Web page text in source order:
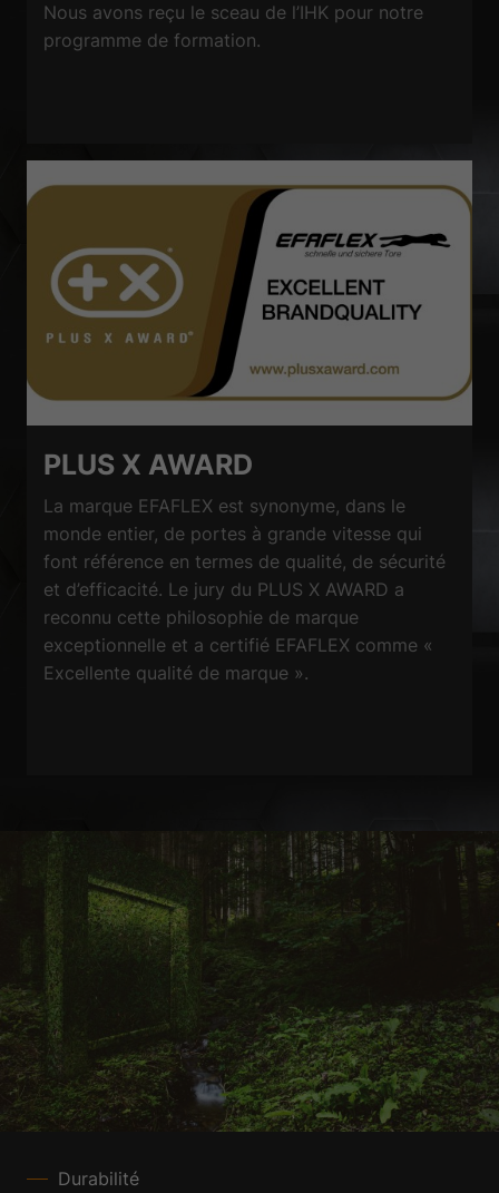
Nous avons reçu le sceau de l’IHK pour notre
programme de formation.
PLUS X AWARD
La marque EFAFLEX est synonyme, dans le
monde entier, de portes à grande vitesse qui
font référence en termes de qualité, de sécurité
et d’efficacité. Le jury du PLUS X AWARD a
reconnu cette philosophie de marque
exceptionnelle et a certifié EFAFLEX comme «
Excellente qualité de marque ».
Durabilité